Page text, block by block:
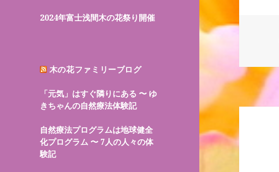
2024年富士浅間木の花祭り開催
木の花ファミリーブログ
「元気」はすぐ隣りにある 〜 ゆ
きちゃんの自然療法体験記
自然療法プログラムは地球健全
化プログラム 〜 7人の人々の体
験記